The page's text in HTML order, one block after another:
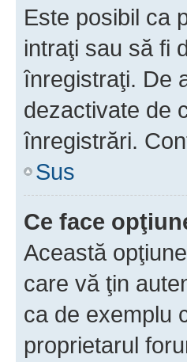
Este posibil ca
intraţi sau să fi
înregistraţi. De
dezactivate de
înregistrări.
Sus
Ce face
Această
care vă ţin
ca de exemplu
proprietarul